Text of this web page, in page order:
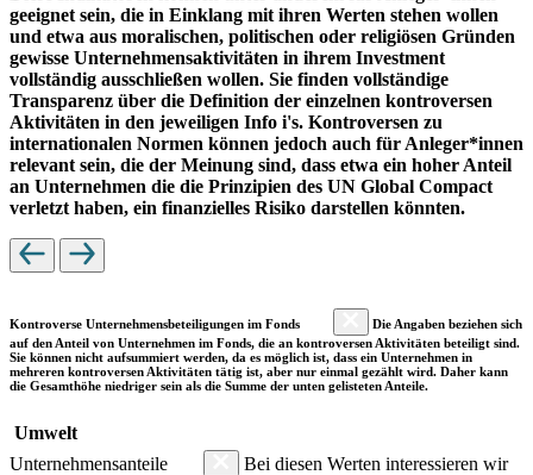
geeignet sein, die in Einklang mit ihren Werten stehen wollen
und etwa aus moralischen, politischen oder religiösen Gründen
gewisse Unternehmensaktivitäten in ihrem Investment
vollständig ausschließen wollen. Sie finden vollständige
Transparenz über die Definition der einzelnen kontroversen
Aktivitäten in den jeweiligen Info i's. Kontroversen zu
internationalen Normen können jedoch auch für Anleger*innen
relevant sein, die der Meinung sind, dass etwa ein hoher Anteil
an Unternehmen die die Prinzipien des UN Global Compact
verletzt haben, ein finanzielles Risiko darstellen könnten.
Kontroverse Unternehmensbeteiligungen im Fonds
Die Angaben beziehen sich
auf den Anteil von Unternehmen im Fonds, die an kontroversen Aktivitäten beteiligt sind.
Sie können nicht aufsummiert werden, da es möglich ist, dass ein Unternehmen in
mehreren kontroversen Aktivitäten tätig ist, aber nur einmal gezählt wird. Daher kann
die Gesamthöhe niedriger sein als die Summe der unten gelisteten Anteile.
Umwelt
Unternehmensanteile
Bei diesen Werten interessieren wir